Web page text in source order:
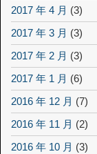
2017 年 4 月 (3)
2017 年 3 月 (3)
2017 年 2 月 (3)
2017 年 1 月 (6)
2016 年 12 月 (7)
2016 年 11 月 (2)
2016 年 10 月 (3)